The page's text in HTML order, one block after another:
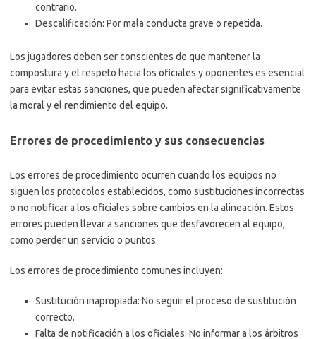
contrario.
Descalificación: Por mala conducta grave o repetida.
Los jugadores deben ser conscientes de que mantener la
compostura y el respeto hacia los oficiales y oponentes es esencial
para evitar estas sanciones, que pueden afectar significativamente
la moral y el rendimiento del equipo.
Errores de procedimiento y sus consecuencias
Los errores de procedimiento ocurren cuando los equipos no
siguen los protocolos establecidos, como sustituciones incorrectas
o no notificar a los oficiales sobre cambios en la alineación. Estos
errores pueden llevar a sanciones que desfavorecen al equipo,
como perder un servicio o puntos.
Los errores de procedimiento comunes incluyen:
Sustitución inapropiada: No seguir el proceso de sustitución
correcto.
Falta de notificación a los oficiales: No informar a los árbitros